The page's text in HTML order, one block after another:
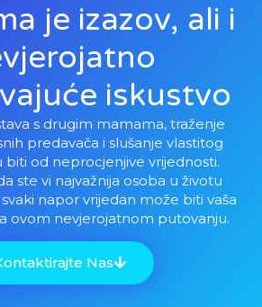
je izazov, ali i
iskustvo
s drugim mamama, traženje
predavača i slušanje vlastitog
od neprocjenjive vrijednosti.
ste vi najvažnija osoba u životu
napor vrijedan može biti vaša
ovom nevjerojatnom putovanju.
Nas